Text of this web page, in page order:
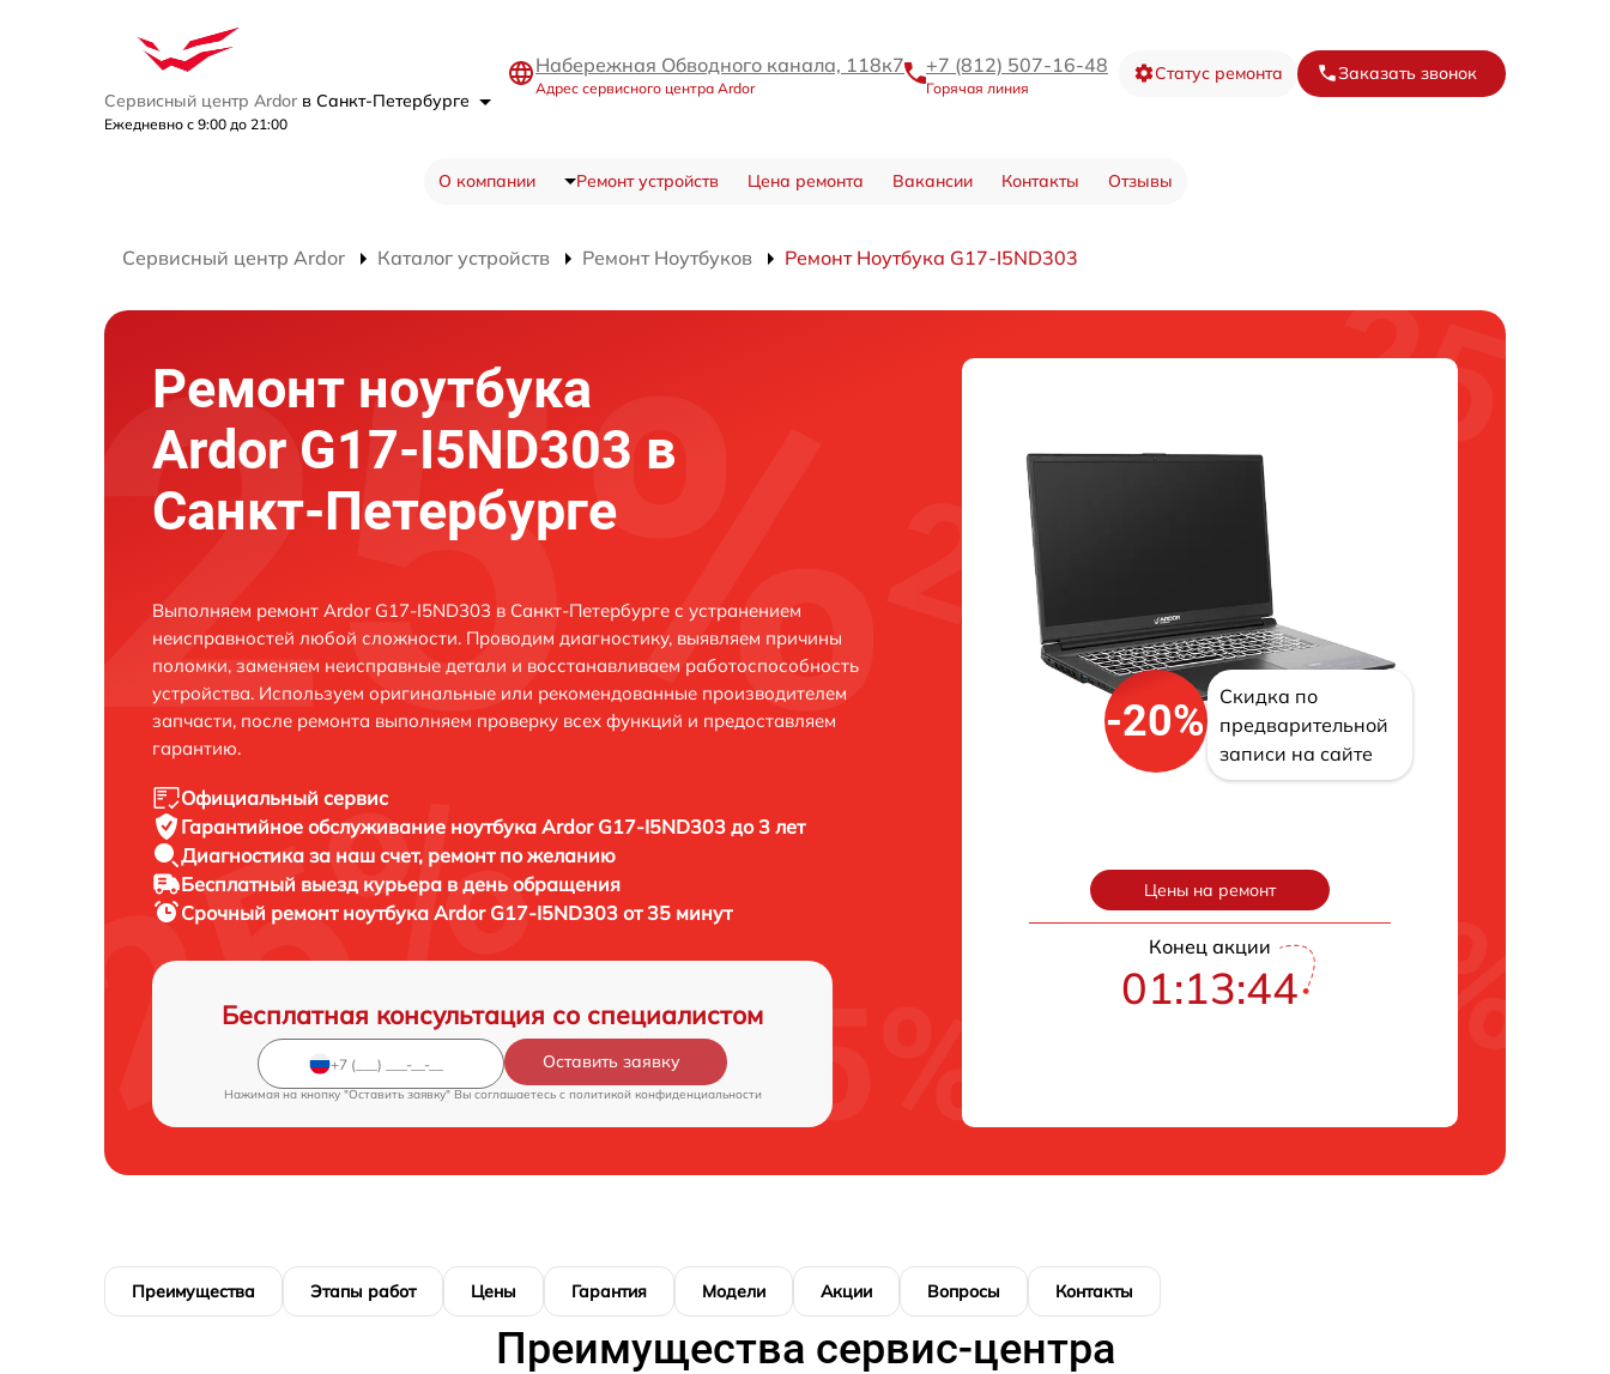
Сервисный центр Ardor в Санкт-Петербурге
Ежедневно с 9:00 до 21:00
Набережная Обводного канала, 118к7
Адрес сервисного центра Ardor
+7 (812) 507-16-48
Горячая линия
Статус ремонта Заказать звонок
О компании Ремонт устройств Цена ремонта Вакансии Контакты Отзывы
Сервисный центр Ardor Каталог устройств Ремонт Ноутбуков Ремонт Ноутбука G17-I5ND303
Ремонт ноутбука
Ardor G17-I5ND303 в
Санкт-Петербурге
Выполняем ремонт Ardor G17-I5ND303 в Санкт-Петербурге с устранением
неисправностей любой сложности. Проводим диагностику, выявляем причины
поломки, заменяем неисправные детали и восстанавливаем работоспособность
устройства. Используем оригинальные или рекомендованные производителем
запчасти, после ремонта выполняем проверку всех функций и предоставляем
гарантию.
Официальный сервис
Гарантийное обслуживание ноутбука Ardor G17-I5ND303 до 3 лет
Диагностика за наш счет, ремонт по желанию
Бесплатный выезд курьера в день обращения
Срочный ремонт ноутбука Ardor G17-I5ND303 от 35 минут
Бесплатная консультация со специалистом
Оставить заявку
Нажимая на кнопку "Оставить заявку" Вы соглашаетесь c политикой конфиденциальности
-20%
Скидка по
предварительной
записи на сайте
Цены на ремонт
Конец акции
01:13:43
Преимущества Этапы работ Цены Гарантия Модели Акции Вопросы Контакты
Преимущества сервис-центра